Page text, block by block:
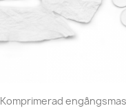
Snabbvy
Komprimerad